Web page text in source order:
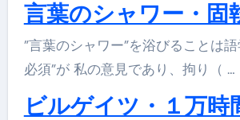
言葉のシャワー・固
”言葉のシャワー”を浴びることは語学習得に対して
必須”が 私の意見であり、拘り（ …
ビルゲイツ・１万時